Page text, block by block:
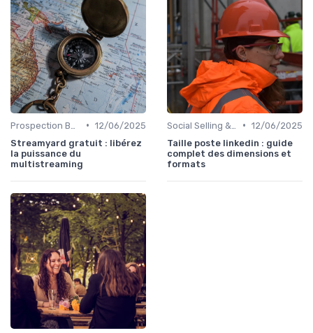
• 12/06/2025
Streamyard gratuit : libérez
la puissance du
multistreaming
• 12/06/2025
Taille poste linkedin : guide
complet des dimensions et
formats